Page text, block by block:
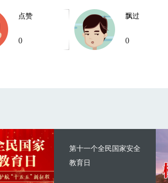
点赞
0
飘过
0
第十一个全民国家安全
教育日